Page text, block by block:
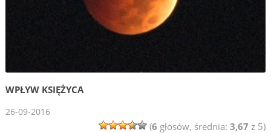
WPŁYW KSIĘŻYCA
26-09-2016
(6 głosów, średnia: 3,67 z 5)